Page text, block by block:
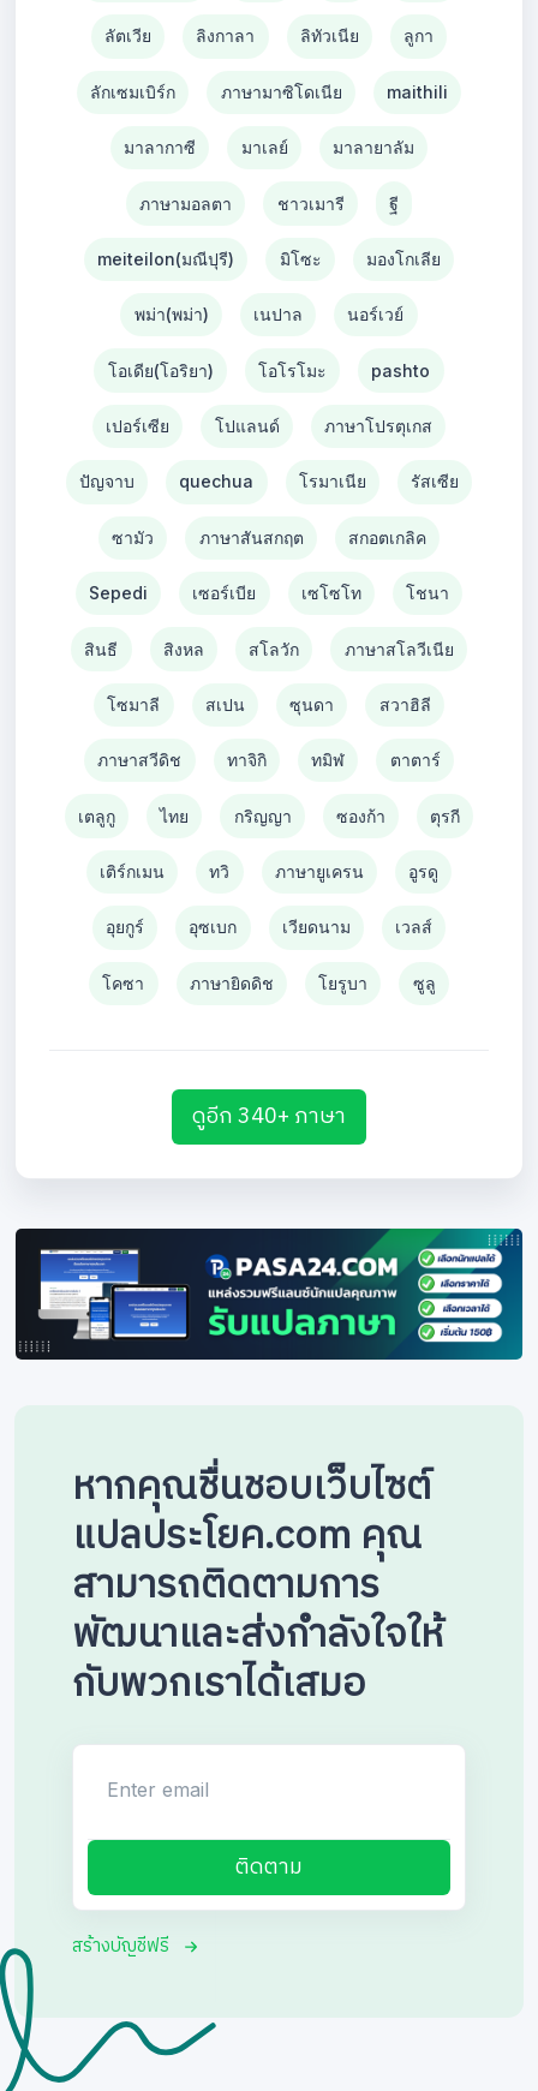
ลัตเวีย ลิงกาลา ลิทัวเนีย ลูกา
ลักเซมเบิร์ก ภาษามาซิโดเนีย maithili
มาลากาซี มาเลย์ มาลายาลัม
ภาษามอลตา ชาวเมารี ฐี
meiteilon(มณีปุรี) มิโซะ มองโกเลีย
พม่า(พม่า) เนปาล นอร์เวย์
โอเดีย(โอริยา) โอโรโมะ pashto
เปอร์เซีย โปแลนด์ ภาษาโปรตุเกส
ปัญจาบ quechua โรมาเนีย รัสเซีย
ซามัว ภาษาสันสกฤต สกอตเกลิค
Sepedi เซอร์เบีย เซโซโท โชนา
สินธี สิงหล สโลวัก ภาษาสโลวีเนีย
โซมาลี สเปน ซุนดา สวาฮิลี
ภาษาสวีดิช ทาจิกิ ทมิฬ ตาตาร์
เตลูกู ไทย กริญญา ซองก้า ตุรกี
เติร์กเมน ทวิ ภาษายูเครน อูรดู
อุยกูร์ อุซเบก เวียดนาม เวลส์
โคซา ภาษายิดดิช โยรูบา ซูลู
ดูอีก 340+ ภาษา
หากคุณชื่นชอบเว็บไซต์
แปลประโยค.com คุณ
สามารถติดตามการ
พัฒนาและส่งกำลังใจให้
กับพวกเราได้เสมอ
ติดตาม
สร้างบัญชีฟรี